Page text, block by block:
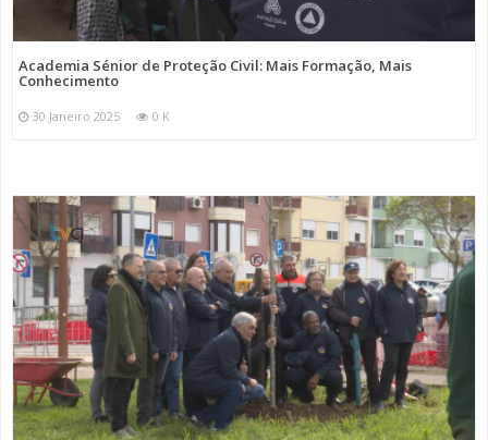
Academia Sénior de Proteção Civil: Mais Formação, Mais
Conhecimento
30 Janeiro 2025 0 K